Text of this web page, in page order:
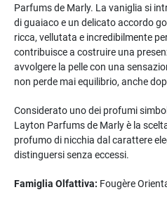
Parfums de Marly. La vaniglia si
di guaiaco e un delicato accordo
ricca, vellutata e incredibilmente
contribuisce a costruire una
avvolgere la pelle con una
non perde mai equilibrio, anche
Considerato uno dei profumi
Layton Parfums de Marly è la
profumo di nicchia dal carattere
distinguersi senza eccessi.
Famiglia Olfattiva: Fougère